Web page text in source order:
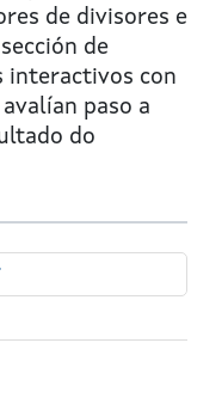
de divisores e
de
interactivos con
paso a
do